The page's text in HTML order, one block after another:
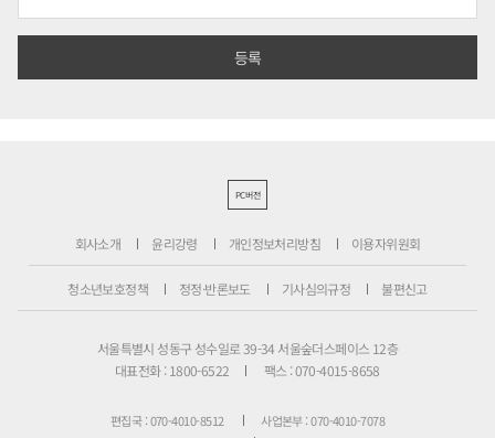
PC버전
회사소개 윤리강령 개인정보처리방침 이용자위원회
청소년보호정책 정정·반론보도 기사심의규정 불편신고
서울특별시 성동구 성수일로 39-34 서울숲더스페이스 12층
대표전화 : 1800-6522
팩스 : 070-4015-8658
편집국 : 070-4010-8512
사업본부 : 070-4010-7078